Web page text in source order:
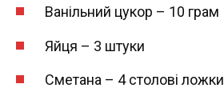
Ванільний цукор – 10 грам
Яйця – 3 штуки
Сметана – 4 столові ложки